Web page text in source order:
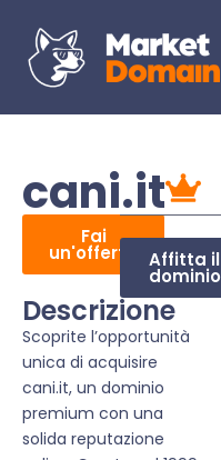
cani.it
Fai
un'offerta Affitta il
dominio
Descrizione
Scoprite l’opportunità
unica di acquisire
cani.it, un dominio
premium con una
solida reputazione